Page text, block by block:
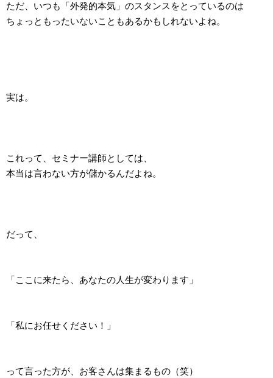
ただ、いつも「外発的本気」のスタンスをとっているのは
ちょっともったいないこともあるかもしれないよね。
実は。
これって、セミナー講師としては、
本当は言わない方が儲かるんだよね。
だって、
「ここに来たら、あなたの人生が変わります」
「私にお任せください！」
って言った方が、お客さんは集まるもの（笑）